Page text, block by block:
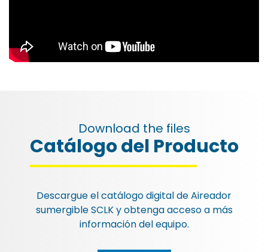
Download the files
Catálogo del Producto
Descargue el catálogo digital deAireador
sumergible SCLKy obtenga acceso a más
información del equipo.